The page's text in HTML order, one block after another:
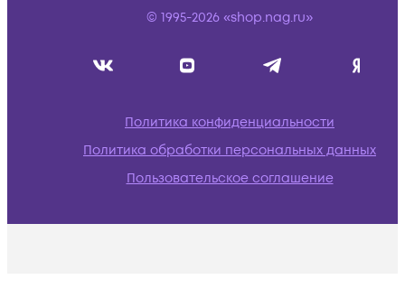
© 1995-2026 «shop.nag.ru»
Политика конфиденциальности
Политика обработки персональных данных
Пользовательское соглашение